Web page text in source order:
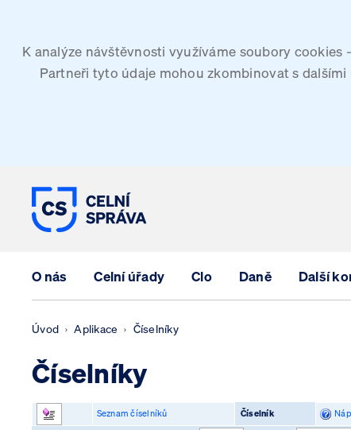
K analýze návštěvnosti využíváme soubory
Partneři tyto údaje mohou zkombinovat s
O nás Celní úřady Clo Daně Další
Úvod Aplikace Číselníky
Číselníky
Seznam číselníků Číselník